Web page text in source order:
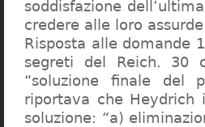
soddisfazione
credere alle loro
Risposta alle domande
segreti del Reich. 30
“soluzione finale del
riportava che Heydrich
soluzione: “a)